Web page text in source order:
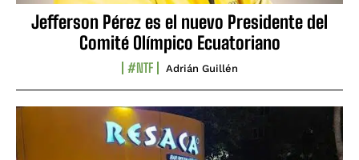
Jefferson Pérez es el nuevo Presidente del
Comité Olímpico Ecuatoriano
#NTF Adrián Guillén